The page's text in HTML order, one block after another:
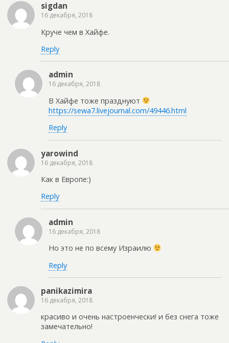
sigdan
16 декабря, 2018
Круче чем в Хайфе.
Reply
admin
16 декабря, 2018
В Хайфе тоже празднуют
https://sewa7.livejournal.com/49446.html
Reply
yarowind
16 декабря, 2018
Как в Европе:)
Reply
admin
16 декабря, 2018
Но это не по всему Израилю
Reply
panikazimira
16 декабря, 2018
красиво и очень настроенчески! и без снега тоже
замечательно!